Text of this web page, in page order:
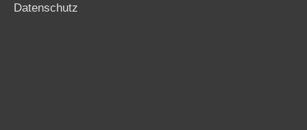
Datenschutz